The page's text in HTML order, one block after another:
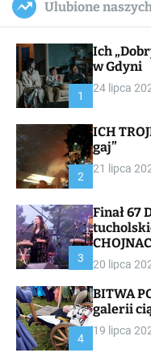
c
a
a
s
W
i
e
Ulubione
1
Ich
w Gdyni
24 lipca
2
ICH
gaj”
21 lipca
3
Finał 67 DBT. Muzyczne
20 lipca
4
BITWA
galerii
19 lipca